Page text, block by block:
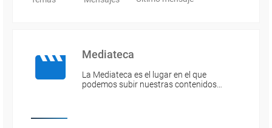
Mediateca
La Mediateca es el lugar en el que
podemos subir nuestras contenidos…